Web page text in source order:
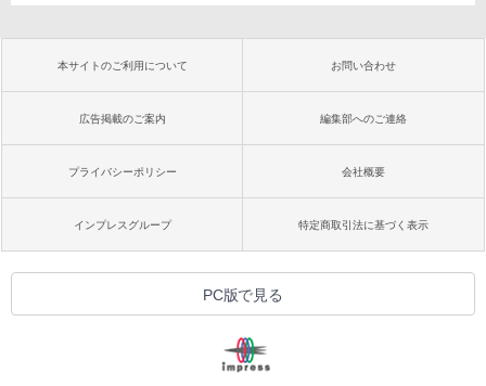
本サイトのご利用について お問い合わせ
広告掲載のご案内 編集部へのご連絡
プライバシーポリシー 会社概要
インプレスグループ 特定商取引法に基づく表示
PC版で見る